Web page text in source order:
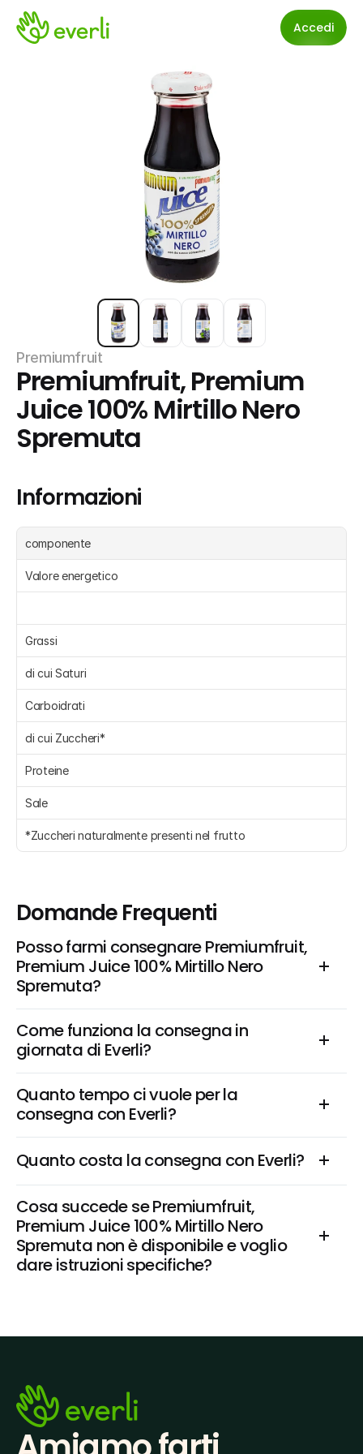
Accedi
Premiumfruit
Premiumfruit, Premium
Juice 100% Mirtillo Nero
Spremuta
Informazioni
componente
Valore energetico
Grassi
di cui Saturi
Carboidrati
di cui Zuccheri*
Proteine
Sale
*Zuccheri naturalmente presenti nel frutto
Domande Frequenti
Posso farmi consegnare Premiumfruit,
Premium Juice 100% Mirtillo Nero
Spremuta?
Come funziona la consegna in
giornata di Everli?
Quanto tempo ci vuole per la
consegna con Everli?
Quanto costa la consegna con Everli?
Cosa succede se Premiumfruit,
Premium Juice 100% Mirtillo Nero
Spremuta non è disponibile e voglio
dare istruzioni specifiche?